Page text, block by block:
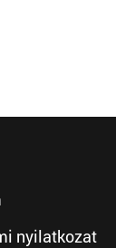
nyilatkozat